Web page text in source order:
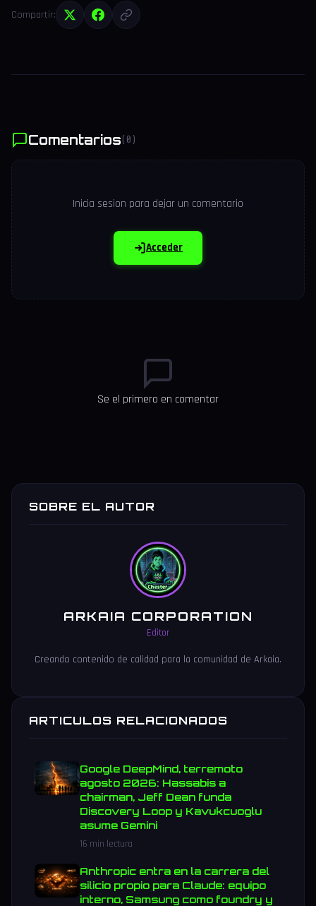
Compartir:
Comentarios (0)
Inicia sesion para dejar un comentario
Acceder
Se el primero en comentar
SOBRE EL AUTOR
ARKAIA CORPORATION
Editor
Creando contenido de calidad para la comunidad de Arkaia.
ARTICULOS RELACIONADOS
Google DeepMind, terremoto
agosto 2026: Hassabis a
chairman, Jeff Dean funda
Discovery Loop y Kavukcuoglu
asume Gemini
16 min lectura
Anthropic entra en la carrera del
silicio propio para Claude: equipo
interno, Samsung como foundry y